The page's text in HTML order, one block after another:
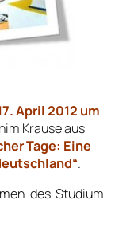
April 2012 um
Krause aus
Tage: Eine
.
des Studium